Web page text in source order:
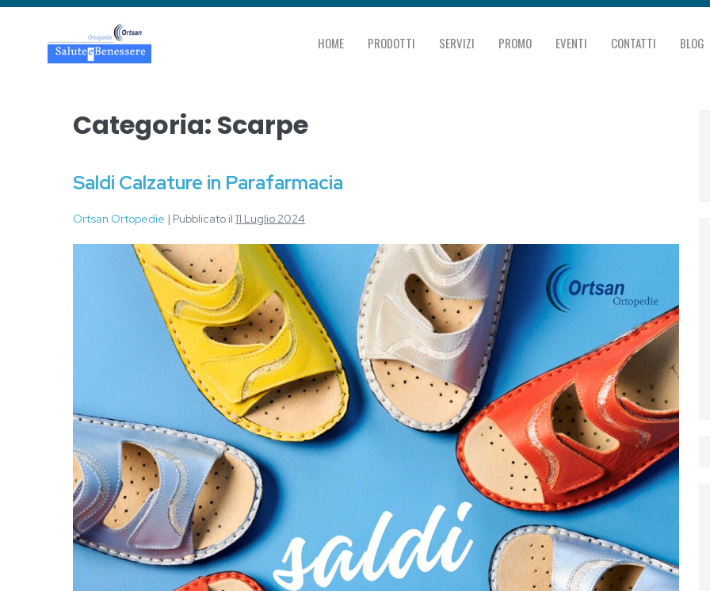
HOME PRODOTTI SERVIZI PROMO EVENTI CONTATTI BLOG
Categoria: Scarpe
Saldi Calzature in Parafarmacia
Ortsan Ortopedie | Pubblicato il 11 Luglio 2024